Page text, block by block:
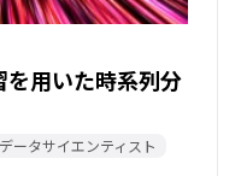
用いた時系列分
データサイエンティスト